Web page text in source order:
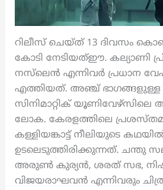
റിലീസ് ചെയ്ത് 13 ദിവസം
കോടി നേടിയത്ഈ. കല്യാണി
നസ്‌ലെൻ എന്നിവർ പ്രധാന
എത്തിയത്. അഞ്ച് ഭാഗങ്ങളുള്ള
സിനിമാറ്റിക് യൂണിവേഴ്സിലെ
ലോക. കേരളത്തിലെ
കള്ളിയങ്കാട്ട് നീലിയുടെ
ഉടലെടുത്തിരിക്കുന്നത്. ചന്തു
അരുൺ കുര്യൻ, ശരത് സഭ,
വിജയരാഘവൻ എന്നിവരും